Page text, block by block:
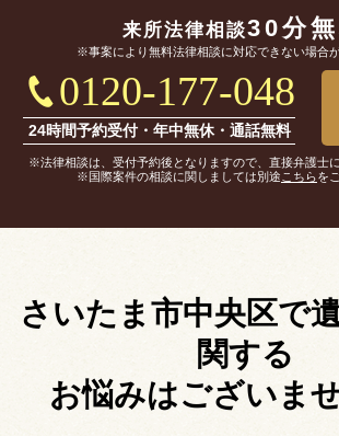
来所法律相談30分
※事案により無料法律相談に対応できない場合が
0120-177-048
24時間予約受付・年中無休・通話無料
※法律相談は、受付予約後となりますので、直接弁護士
※国際案件の相談に関しましては別途 こちらを
さいたま市中央区で
関する
お悩みはございま